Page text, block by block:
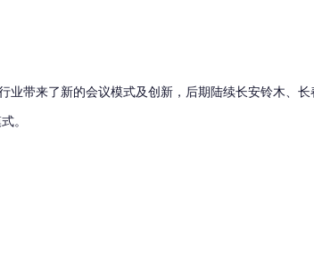
带来了新的会议模式及创新，后期陆续长安铃木、长
。